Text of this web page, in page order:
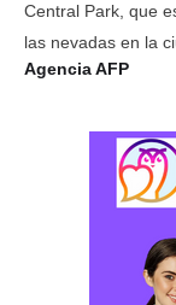
Central Park, que
las nevadas en la
Agencia AFP